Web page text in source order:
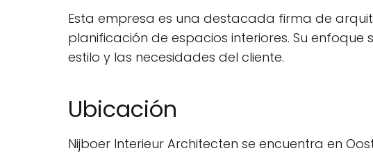
Esta empresa es una destacada firma de
planificación de espacios interiores. Su
estilo y las necesidades del cliente.
Ubicación
Nijboer Interieur Architecten se encuentra en